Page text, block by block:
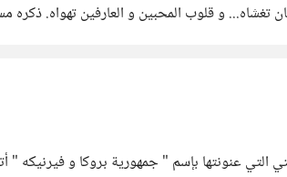
عنونتها بإسم " جمهورية بروكا و فيرنيكه "